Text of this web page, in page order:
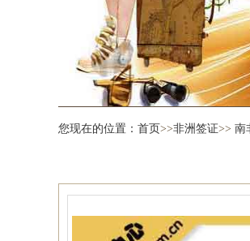
您现在的位置： 首页>>非洲签证>> 南